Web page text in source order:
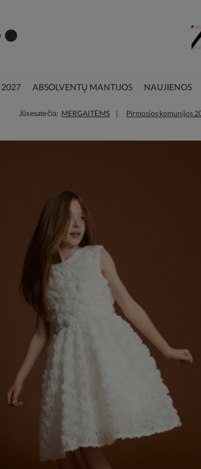
ABSOLVENTŲ MANTIJOS NAUJIENOS
Jūs esate čia: MERGAITĖMS Pirmosios komunijos